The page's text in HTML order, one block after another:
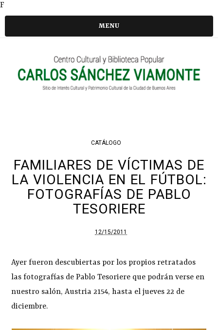
F
MENU
CATÁLOGO
FAMILIARES DE VÍCTIMAS DE
LA VIOLENCIA EN EL FÚTBOL:
FOTOGRAFÍAS DE PABLO
TESORIERE
12/15/2011
Ayer fueron descubiertas por los propios retratados
las fotografías de Pablo Tesoriere que podrán verse en
nuestro salón, Austria 2154, hasta el jueves 22 de
diciembre.